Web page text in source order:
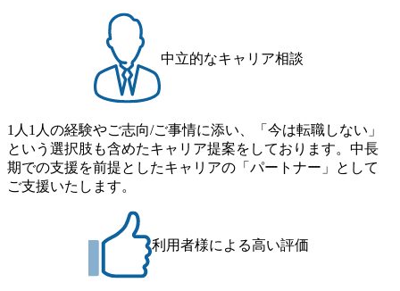
流工程、先端技術を学べる環境 【コンサルファーム経験
者】 ・専門領域に軸足を置きながら、他領域にもチャレン
ジできる環境 ・タイトルアップでのオファー ・現職ファー
ムより高いオファー年収 ・実力主義でプロモーションでき
る（ダブルスキップもあり） ・週に1度のアサインｍｔｇで
果、なりたいキャリアを反映できるｐｊにアサインしても
らえる ・シンプレクスというテクノロジーに強い部隊がい
るため、エンジニアの視点からも協業しクライアントへ価
値提供できる ・デリバリー中心の案件もあればセールス中
心の案件もあり、個々の裁量や得意領域に合わせた売り上
げの立て方を選べる ここ1年で社員数60名⇒100名超、売上
今期18億円⇒来期30億円（いずれも約170％アップ）と急成
長中のファームである また、成長中ファームのため優秀な
上司の近くで働けるチャンスも多い(ボストン・コンサルテ
度など】 独身寮：富山事業所の近くに、白風寮と青風寮の2
つの寮があり、以下の入居基準を満たす方が入居可能で
す。 ＜入居基準＞ ・満33歳までの独身者 ・自宅から勤務地
までの通勤総時間が2時間を超えること 住宅手当： 本社の
近くには独身寮や社宅等が無いため、条件を満たす方には
住宅手当を支給します。 また、独身寮は男性のみの入居と
なるため、入居基準を満たす女性には住宅手当を支給しま
す。 住宅手当は、一般賃貸物件を従業員が契約し、規程で
定める金額を会社が支払います。 その他： 採用時や転勤等
による引っ越し費用は、会社が負担します。 2026年8月18日
(火) 19:00～20:00 2026年8月13日(木) 16:00 応募をご検討され
ている方を対象に、会社説明会を実施予定です。 ● 求人名
・【富山】半導体製造装置の生産エンジニア(製造・生産工
程の管理業務) ※主任候補・リーダークラス ・【砺波】半
導体製造装置の生産エンジニア(製造・生産工程の管理業務)
中立的なキャリア相談
1人1人の経験やご志向/ご事情に添い、「今は転職しない」
という選択肢も含めたキャリア提案をしております。中長
期での支援を前提としたキャリアの「パートナー」として
ご支援いたします。
利用者様による高い評価